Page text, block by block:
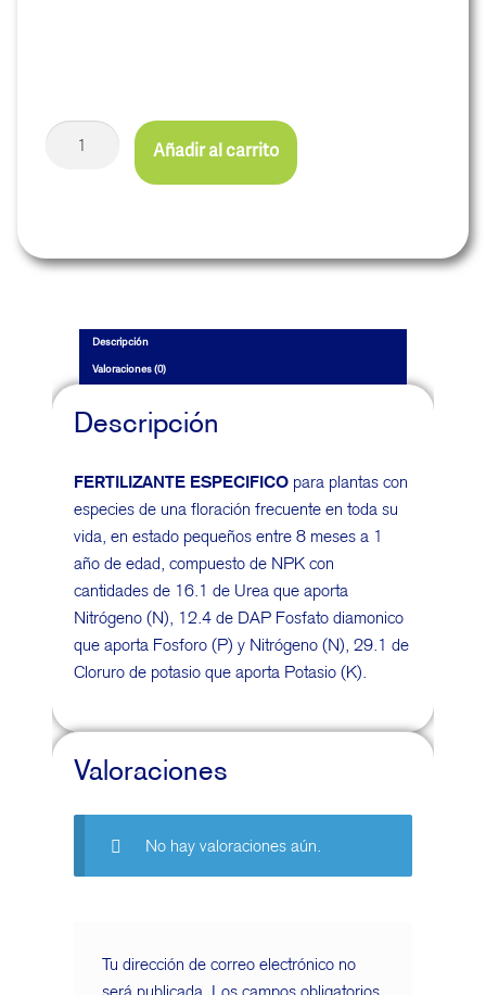
Añadir al carrito
Descripción
Valoraciones (0)
Descripción
FERTILIZANTE ESPECIFICO para plantas con
especies de una floración frecuente en toda su
vida, en estado pequeños entre 8 meses a 1
año de edad, compuesto de NPK con
cantidades de 16.1 de Urea que aporta
Nitrógeno (N), 12.4 de DAP Fosfato diamonico
que aporta Fosforo (P) y Nitrógeno (N), 29.1 de
Cloruro de potasio que aporta Potasio (K).
Valoraciones
No hay valoraciones aún.
Tu dirección de correo electrónico no